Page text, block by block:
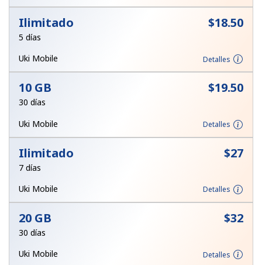
Inicia sesión oREGÍSTRATE →
¿Olvidaste tu contraseña? →
Ilimitado ⁦$18.50⁩
5 días
Uki Mobile
Detalles
10 GB ⁦$19.50⁩
30 días
Uki Mobile
Detalles
Ilimitado ⁦$27⁩
7 días
Uki Mobile
Detalles
20 GB ⁦$32⁩
30 días
Uki Mobile
Detalles